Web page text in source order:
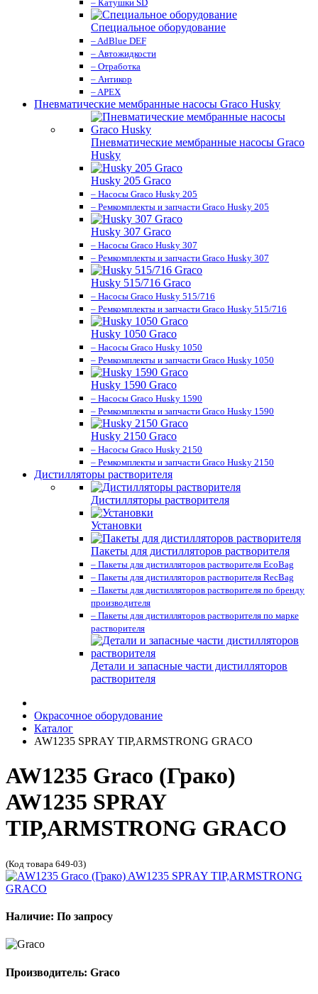
– Катушки SD
Специальное оборудование
– AdBlue DEF
– Автожидкости
– Отработка
– Антикор
– APEX
Пневматические мембранные насосы Graco Husky
Пневматические мембранные насосы Graco
Husky
Husky 205 Graco
– Насосы Graco Husky 205
– Ремкомплекты и запчасти Graco Husky 205
Husky 307 Graco
– Насосы Graco Husky 307
– Ремкомплекты и запчасти Graco Husky 307
Husky 515/716 Graco
– Насосы Graco Husky 515/716
– Ремкомплекты и запчасти Graco Husky 515/716
Husky 1050 Graco
– Насосы Graco Husky 1050
– Ремкомплекты и запчасти Graco Husky 1050
Husky 1590 Graco
– Насосы Graco Husky 1590
– Ремкомплекты и запчасти Graco Husky 1590
Husky 2150 Graco
– Насосы Graco Husky 2150
– Ремкомплекты и запчасти Graco Husky 2150
Дистилляторы растворителя
Дистилляторы растворителя
Установки
Пакеты для дистилляторов растворителя
– Пакеты для дистилляторов растворителя EcoBag
– Пакеты для дистилляторов растворителя RecBag
– Пакеты для дистилляторов растворителя по бренду
производителя
– Пакеты для дистилляторов растворителя по марке
растворителя
Детали и запасные части дистилляторов
растворителя
Окрасочное оборудование
Каталог
AW1235 SPRAY TIP,ARMSTRONG GRACO
AW1235 Graco (Грако)
AW1235 SPRAY
TIP,ARMSTRONG GRACO
(Код товара 649-03)
Наличие: По запросу
Производитель: Graco